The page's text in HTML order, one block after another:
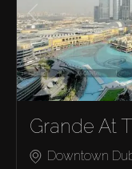
Grande At
Downtown